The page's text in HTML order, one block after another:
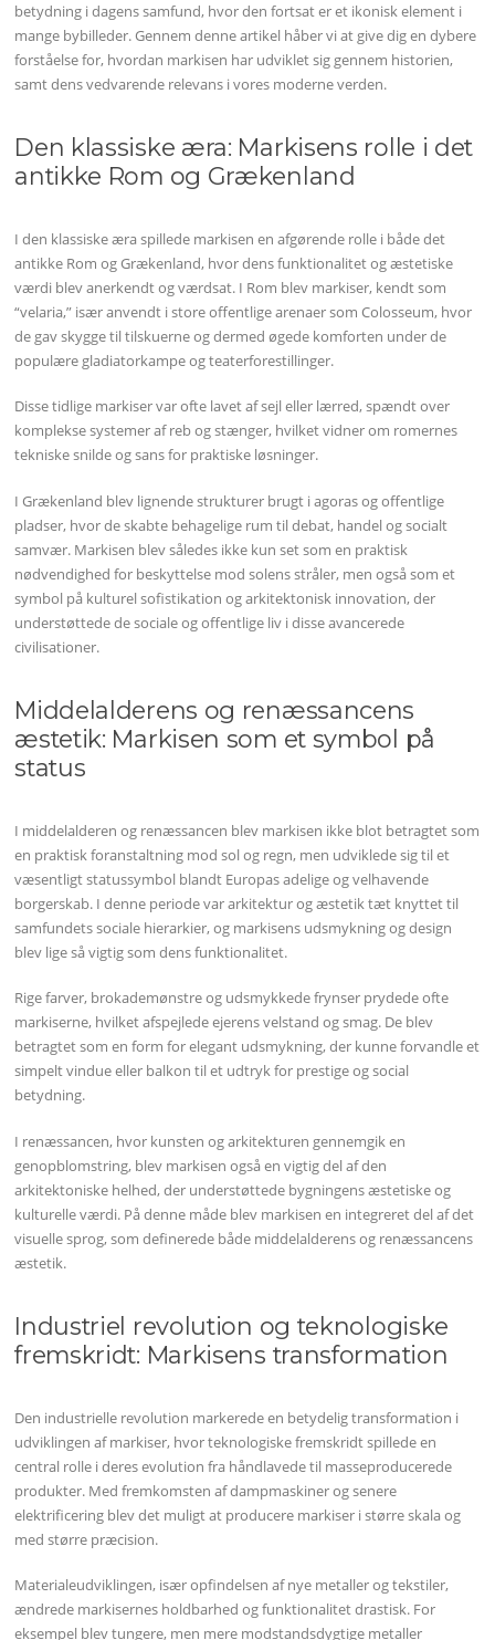
betydning i dagens samfund, hvor den fortsat er et ikonisk element i
mange bybilleder. Gennem denne artikel håber vi at give dig en dybere
forståelse for, hvordan markisen har udviklet sig gennem historien,
samt dens vedvarende relevans i vores moderne verden.
Den klassiske æra: Markisens rolle i det
antikke Rom og Grækenland
I den klassiske æra spillede markisen en afgørende rolle i både det
antikke Rom og Grækenland, hvor dens funktionalitet og æstetiske
værdi blev anerkendt og værdsat. I Rom blev markiser, kendt som
“velaria,” især anvendt i store offentlige arenaer som Colosseum, hvor
de gav skygge til tilskuerne og dermed øgede komforten under de
populære gladiatorkampe og teaterforestillinger.
Disse tidlige markiser var ofte lavet af sejl eller lærred, spændt over
komplekse systemer af reb og stænger, hvilket vidner om romernes
tekniske snilde og sans for praktiske løsninger.
I Grækenland blev lignende strukturer brugt i agoras og offentlige
pladser, hvor de skabte behagelige rum til debat, handel og socialt
samvær. Markisen blev således ikke kun set som en praktisk
nødvendighed for beskyttelse mod solens stråler, men også som et
symbol på kulturel sofistikation og arkitektonisk innovation, der
understøttede de sociale og offentlige liv i disse avancerede
civilisationer.
Middelalderens og renæssancens
æstetik: Markisen som et symbol på
status
I middelalderen og renæssancen blev markisen ikke blot betragtet som
en praktisk foranstaltning mod sol og regn, men udviklede sig til et
væsentligt statussymbol blandt Europas adelige og velhavende
borgerskab. I denne periode var arkitektur og æstetik tæt knyttet til
samfundets sociale hierarkier, og markisens udsmykning og design
blev lige så vigtig som dens funktionalitet.
Rige farver, brokademønstre og udsmykkede frynser prydede ofte
markiserne, hvilket afspejlede ejerens velstand og smag. De blev
betragtet som en form for elegant udsmykning, der kunne forvandle et
simpelt vindue eller balkon til et udtryk for prestige og social
betydning.
I renæssancen, hvor kunsten og arkitekturen gennemgik en
genopblomstring, blev markisen også en vigtig del af den
arkitektoniske helhed, der understøttede bygningens æstetiske og
kulturelle værdi. På denne måde blev markisen en integreret del af det
visuelle sprog, som definerede både middelalderens og renæssancens
æstetik.
Industriel revolution og teknologiske
fremskridt: Markisens transformation
Den industrielle revolution markerede en betydelig transformation i
udviklingen af markiser, hvor teknologiske fremskridt spillede en
central rolle i deres evolution fra håndlavede til masseproducerede
produkter. Med fremkomsten af dampmaskiner og senere
elektrificering blev det muligt at producere markiser i større skala og
med større præcision.
Materialeudviklingen, især opfindelsen af nye metaller og tekstiler,
ændrede markisernes holdbarhed og funktionalitet drastisk. For
eksempel blev tungere, men mere modstandsdygtige metaller